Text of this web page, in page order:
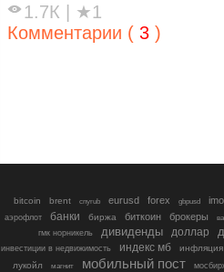
1.7К
★1
Комментарии ( 3 )
bitcoin brent cnyrub eurusd forex gbpusd
аэрофлот банки биржа биткоин брокеры
гмк норникель
дивиденды доллар
инвестиции в недвижимость индекс мб
инфляция
лукойл
магнит мобильный пост